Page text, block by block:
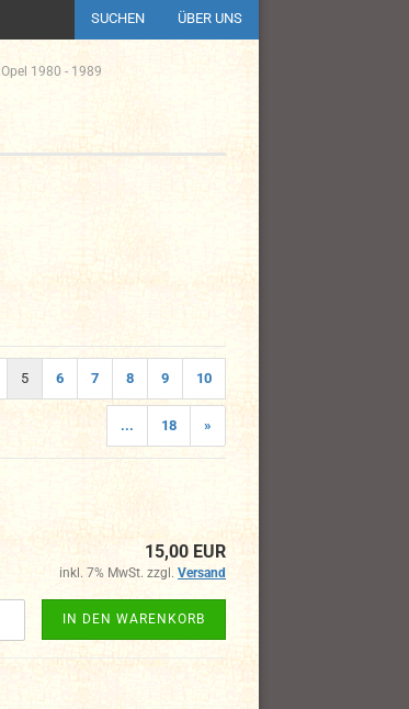
SUCHEN ÜBER UNS
Opel 1980 - 1989
5 6 7 8 9 10
... 18 »
15,00 EUR
inkl. 7% MwSt. zzgl. Versand
IN DEN WARENKORB